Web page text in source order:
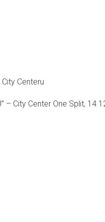
Centeru
– City Center One Split,